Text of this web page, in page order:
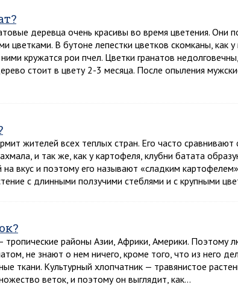
деревца очень красивы во время цветения. Они
цветками. В бутоне лепестки цветков скомканы, как
кружатся рои пчел. Цветки гранатов
стоит в цвету 2-3 месяца. После опыления
жителей всех теплых стран. Его часто
и так же, как у картофеля, клубни батата
на вкус и поэтому его называют «сладким
с длинными ползучими стеблями и с крупными
тропические районы Азии, Африки, Америки. Поэтому
не знают о нем ничего, кроме того, что из него
ткани. Культурный хлопчатник — травянистое
веток, и поэтому он выглядит, как…